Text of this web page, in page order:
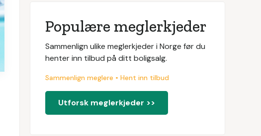
Populære meglerkjeder
Sammenlign ulike meglerkjeder i Norge før du
henter inn tilbud på ditt boligsalg.
Sammenlign meglere • Hent inn tilbud
Utforsk meglerkjeder >>